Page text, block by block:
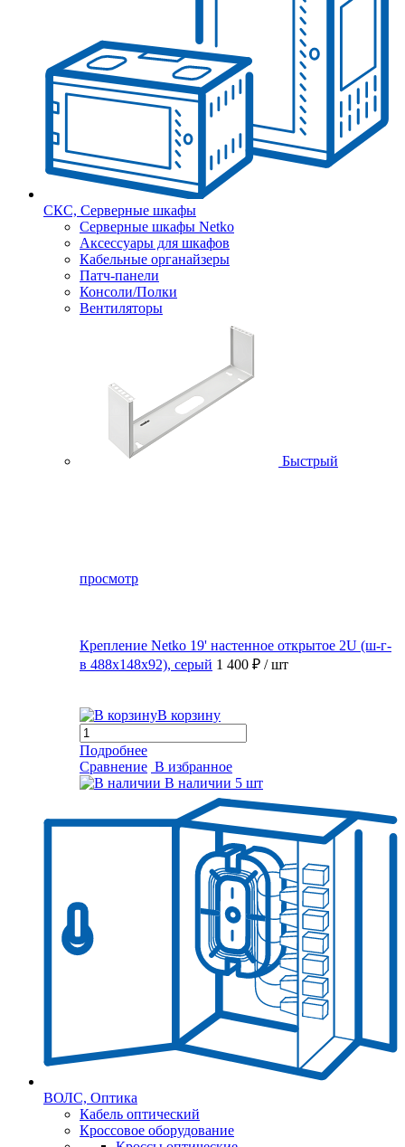
СКС, Серверные шкафы
Серверные шкафы Netko
Аксессуары для шкафов
Кабельные органайзеры
Патч-панели
Консоли/Полки
Вентиляторы
Быстрый
просмотр
Крепление Netko 19' настенное открытое 2U (ш-г-
в 488х148х92), серый 1 400 ₽ / шт
В корзину
Подробнее
Сравнение В избранное
В наличии 5 шт
ВОЛС, Оптика
Кабель оптический
Кроссовое оборудование